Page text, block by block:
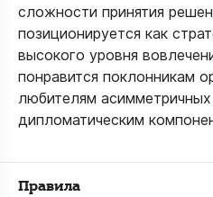
сложности принятия
позиционируется как
высокого уровня
понравится поклонникам
любителям
дипломатическим
Правила